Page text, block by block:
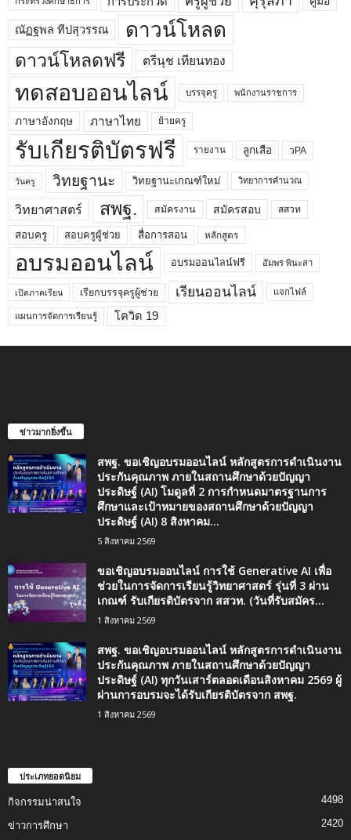
ณัฏฐพล ทีปสุวรรณ ดาวน์โหลด
ดาวน์โหลดฟรี ตรีนุช เทียนทอง
ทดสอบออนไลน์ บรรจุครู พนักงานราชการ
ภาษาอังกฤษ ภาษาไทย ย้ายครู
รับเกียรติบัตรฟรี รายงาน ลูกเสือ วPA
วันครู วิทยฐานะ วิทยฐานะเกณฑ์ใหม่ วิทยาการคำนวณ
วิทยาศาสตร์ สพฐ. สมัครงาน สมัครสอบ สสวท
สอบครู สอบครูผู้ช่วย สื่อการสอน หลักสูตร
อบรมออนไลน์ อบรมออนไลน์ฟรี อัมพร พินะสา
เปิดภาคเรียน เรียกบรรจุครูผู้ช่วย เรียนออนไลน์ แจกไฟล์
แผนการจัดการเรียนรู้ โควิด 19
ข่าวมากยิ่งขึ้น
สพฐ. ขอเชิญอบรมออนไลน์ หลักสูตรการดำเนินงาน
ประกันคุณภาพ ภายในสถานศึกษาด้วยปัญญา
ประดิษฐ์ (AI) โมดูลที่ 2 การกำหนดมาตรฐานการ
ศึกษาและเป้าหมายของสถานศึกษาด้วยปัญญา
ประดิษฐ์ (AI) 8 สิงหาคม...
5 สิงหาคม 2569
ขอเชิญอบรมออนไลน์ การใช้ Generative AI เพื่อ
ช่วยในการจัดการเรียนรู้วิทยาศาสตร์ รุ่นที่ 3 ผ่าน
เกณฑ์ รับเกียรติบัตรจาก สสวท. (วันที่รับสมัคร...
1 สิงหาคม 2569
สพฐ. ขอเชิญอบรมออนไลน์ หลักสูตรการดำเนินงาน
ประกันคุณภาพ ภายในสถานศึกษาด้วยปัญญา
ประดิษฐ์ (AI) ทุกวันเสาร์ตลอดเดือนสิงหาคม 2569 ผู้
ผ่านการอบรมจะได้รับเกียรติบัตรจาก สพฐ.
1 สิงหาคม 2569
ประเภทยอดนิยม
กิจกรรมน่าสนใจ 4498
ข่าวการศึกษา 2420